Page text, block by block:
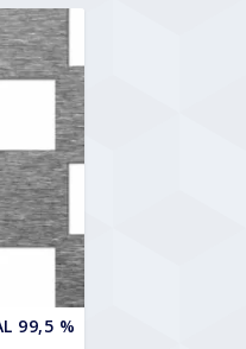
99,5 %